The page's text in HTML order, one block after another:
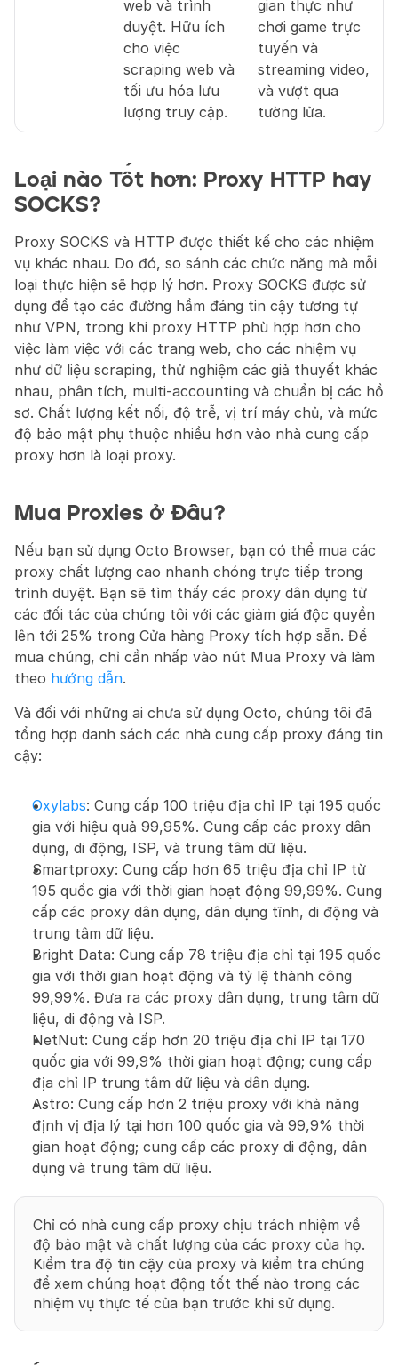
web và trình
duyệt. Hữu ích
cho việc
scraping web và
tối ưu hóa lưu
lượng truy cập.
gian thực như
chơi game trực
tuyến và
streaming video,
và vượt qua
tường lửa.
Loại nào Tốt hơn: Proxy HTTP hay
SOCKS?
Proxy SOCKS và HTTP được thiết kế cho các nhiệm
vụ khác nhau. Do đó, so sánh các chức năng mà mỗi
loại thực hiện sẽ hợp lý hơn. Proxy SOCKS được sử
dụng để tạo các đường hầm đáng tin cậy tương tự
như VPN, trong khi proxy HTTP phù hợp hơn cho
việc làm việc với các trang web, cho các nhiệm vụ
như dữ liệu scraping, thử nghiệm các giả thuyết khác
nhau, phân tích, multi-accounting và chuẩn bị các hồ
sơ. Chất lượng kết nối, độ trễ, vị trí máy chủ, và mức
độ bảo mật phụ thuộc nhiều hơn vào nhà cung cấp
proxy hơn là loại proxy.
Mua Proxies ở Đâu?
Nếu bạn sử dụng Octo Browser, bạn có thể mua các
proxy chất lượng cao nhanh chóng trực tiếp trong
trình duyệt. Bạn sẽ tìm thấy các proxy dân dụng từ
các đối tác của chúng tôi với các giảm giá độc quyền
lên tới 25% trong Cửa hàng Proxy tích hợp sẵn. Để
mua chúng, chỉ cần nhấp vào nút Mua Proxy và làm
theo hướng dẫn.
Và đối với những ai chưa sử dụng Octo, chúng tôi đã
tổng hợp danh sách các nhà cung cấp proxy đáng tin
cậy:
Oxylabs: Cung cấp 100 triệu địa chỉ IP tại 195 quốc
gia với hiệu quả 99,95%. Cung cấp các proxy dân
dụng, di động, ISP, và trung tâm dữ liệu.
Smartproxy: Cung cấp hơn 65 triệu địa chỉ IP từ
195 quốc gia với thời gian hoạt động 99,99%. Cung
cấp các proxy dân dụng, dân dụng tĩnh, di động và
trung tâm dữ liệu.
Bright Data: Cung cấp 78 triệu địa chỉ tại 195 quốc
gia với thời gian hoạt động và tỷ lệ thành công
99,99%. Đưa ra các proxy dân dụng, trung tâm dữ
liệu, di động và ISP.
NetNut: Cung cấp hơn 20 triệu địa chỉ IP tại 170
quốc gia với 99,9% thời gian hoạt động; cung cấp
địa chỉ IP trung tâm dữ liệu và dân dụng.
Astro: Cung cấp hơn 2 triệu proxy với khả năng
định vị địa lý tại hơn 100 quốc gia và 99,9% thời
gian hoạt động; cung cấp các proxy di động, dân
dụng và trung tâm dữ liệu.
Chỉ có nhà cung cấp proxy chịu trách nhiệm về
độ bảo mật và chất lượng của các proxy của họ.
Kiểm tra độ tin cậy của proxy và kiểm tra chúng
để xem chúng hoạt động tốt thế nào trong các
nhiệm vụ thực tế của bạn trước khi sử dụng.